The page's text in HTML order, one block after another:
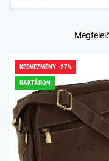
KEDVEZMÉNY -27%
RAKTÁRON